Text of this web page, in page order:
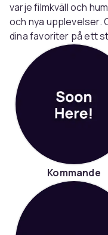
varje filmkväll och
och nya upplevelser.
dina favoriter på ett
Kommande